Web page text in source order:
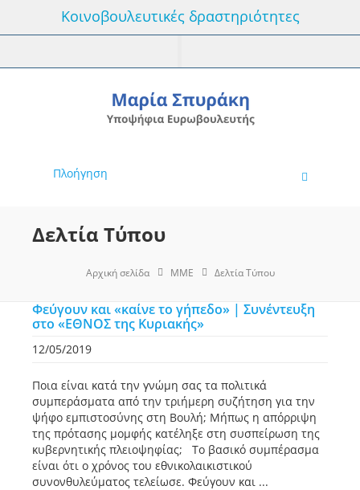
Κοινοβουλευτικές δραστηριότητες
Πλοήγηση
Δελτία Τύπου
Αρχική σελίδα MME Δελτία Τύπου
Φεύγουν και «καίνε το γήπεδο» | Συνέντευξη
στο «ΕΘΝΟΣ της Κυριακής»
12/05/2019
Ποια είναι κατά την γνώμη σας τα πολιτικά
συμπεράσματα από την τριήμερη συζήτηση για την
ψήφο εμπιστοσύνης στη Βουλή; Μήπως η απόρριψη
της πρότασης μομφής κατέληξε στη συσπείρωση της
κυβερνητικής πλειοψηφίας; Το βασικό συμπέρασμα
είναι ότι ο χρόνος του εθνικολαικιστικού
συνονθυλεύματος τελείωσε. Φεύγουν και ...